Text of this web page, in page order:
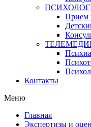
Прием
Контакты
Меню
Главная
Экспертизы и